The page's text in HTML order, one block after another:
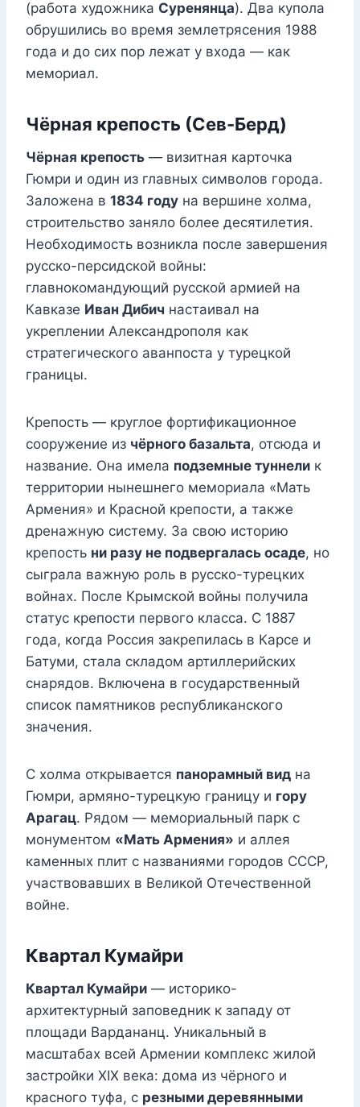
(работа художника Суренянца). Два купола
обрушились во время землетрясения 1988
года и до сих пор лежат у входа — как
мемориал.
Чёрная крепость (Сев-Берд)
Чёрная крепость — визитная карточка
Гюмри и один из главных символов города.
Заложена в 1834 году на вершине холма,
строительство заняло более десятилетия.
Необходимость возникла после завершения
русско-персидской войны:
главнокомандующий русской армией на
Кавказе Иван Дибич настаивал на
укреплении Александрополя как
стратегического аванпоста у турецкой
границы.
Крепость — круглое фортификационное
сооружение из чёрного базальта, отсюда и
название. Она имела подземные туннели к
территории нынешнего мемориала «Мать
Армения» и Красной крепости, а также
дренажную систему. За свою историю
крепость ни разу не подвергалась осаде, но
сыграла важную роль в русско-турецких
войнах. После Крымской войны получила
статус крепости первого класса. С 1887
года, когда Россия закрепилась в Карсе и
Батуми, стала складом артиллерийских
снарядов. Включена в государственный
список памятников республиканского
значения.
С холма открывается панорамный вид на
Гюмри, армяно-турецкую границу и гору
Арагац. Рядом — мемориальный парк с
монументом «Мать Армения» и аллея
каменных плит с названиями городов СССР,
участвовавших в Великой Отечественной
войне.
Квартал Кумайри
Квартал Кумайри — историко-
архитектурный заповедник к западу от
площади Вардананц. Уникальный в
масштабах всей Армении комплекс жилой
застройки XIX века: дома из чёрного и
красного туфа, с резными деревянными